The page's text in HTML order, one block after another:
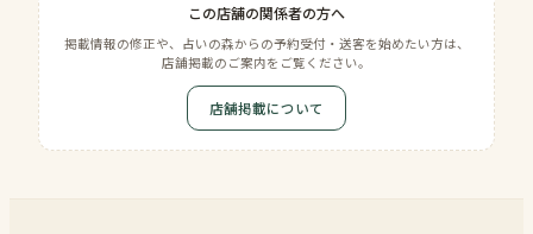
この店舗の関係者の方へ
掲載情報の修正や、占いの森からの予約受付・送客を始めたい方は、
店舗掲載のご案内をご覧ください。
店舗掲載について